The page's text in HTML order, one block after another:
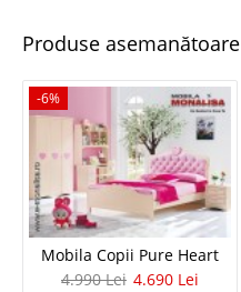
Produse asemanătoare
-6%
Mobila Copii Pure Heart
4.990 Lei 4.690 Lei